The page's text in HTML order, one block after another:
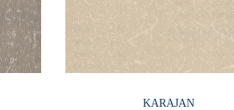
KARAJAN